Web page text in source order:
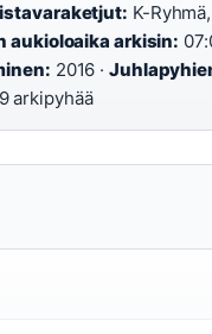
K-
aukioloaika arkisin:
2016 ·
9 arkipyhää